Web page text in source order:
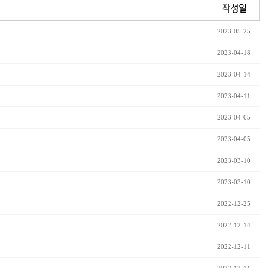
작성일
2023-05-25
2023-04-18
2023-04-14
2023-04-11
2023-04-05
2023-04-05
2023-03-10
2023-03-10
2022-12-25
2022-12-14
2022-12-11